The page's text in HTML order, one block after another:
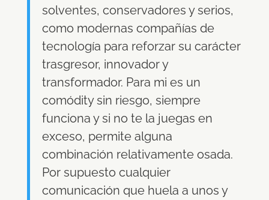
solventes, conservadores y serios,
como modernas compañías de
tecnología para reforzar su carácter
trasgresor, innovador y
transformador. Para mi es un
comódity sin riesgo, siempre
funciona y si no te la juegas en
exceso, permite alguna
combinación relativamente osada.
Por supuesto cualquier
comunicación que huela a unos y